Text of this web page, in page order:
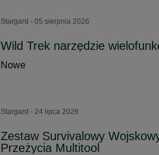
Stargard - 05 sierpnia 2026
Wild Trek narzędzie
Nowe
Stargard - 24 lipca 2026
Zestaw Survivalowy
Przeżycia Multitool